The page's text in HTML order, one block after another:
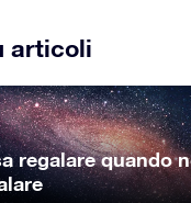
articoli
regalare quando